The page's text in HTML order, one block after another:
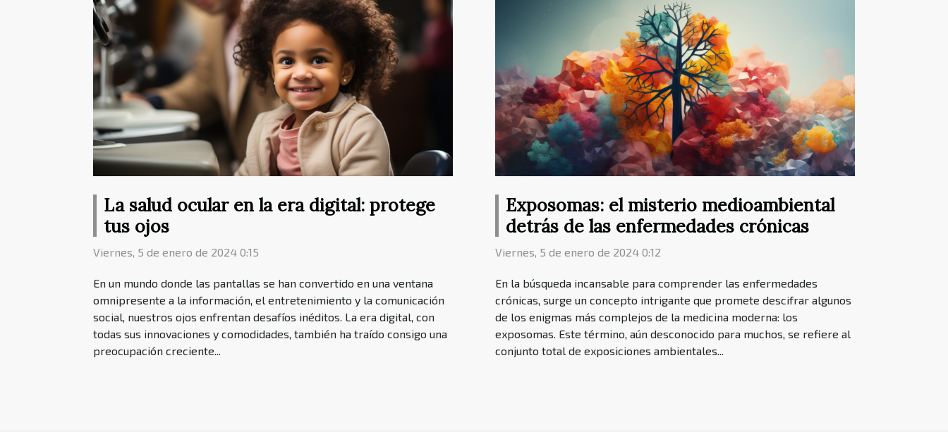
La salud ocular en la era digital: protege
tus ojos
Viernes, 5 de enero de 2024 0:15
En un mundo donde las pantallas se han convertido en una ventana
omnipresente a la información, el entretenimiento y la comunicación
social, nuestros ojos enfrentan desafíos inéditos. La era digital, con
todas sus innovaciones y comodidades, también ha traído consigo una
preocupación creciente...
Exposomas: el misterio medioambiental
detrás de las enfermedades crónicas
Viernes, 5 de enero de 2024 0:12
En la búsqueda incansable para comprender las enfermedades
crónicas, surge un concepto intrigante que promete descifrar algunos
de los enigmas más complejos de la medicina moderna: los
exposomas. Este término, aún desconocido para muchos, se refiere al
conjunto total de exposiciones ambientales...